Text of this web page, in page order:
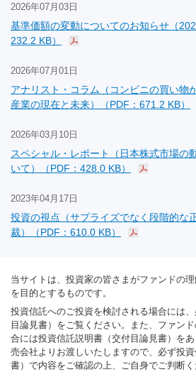
2026年07月03日
基準価額の変動についてのお知らせ（
232.2 KB）
2026年07月01日
アナリスト・コラム（コンビニの買い物
産業の現在と未来）（PDF：671.2 KB）
2026年03月10日
スペシャル・レポート（日本株式市場の
いて）（PDF：428.0 KB）
2023年04月17日
投資の視点（サプライズでなく段階的な
裁）（PDF：610.0 KB）
当サイトは、投資家の皆さまがファンドの
を目的とするものです。
投資信託へのご投資を検討される場合には
目論見書）をご覧ください。また、ファン
合には投資信託説明書（交付目論見書）を
売会社よりお渡しいたしますので、必ず投
書）で内容をご確認の上、ご自身でご判断く